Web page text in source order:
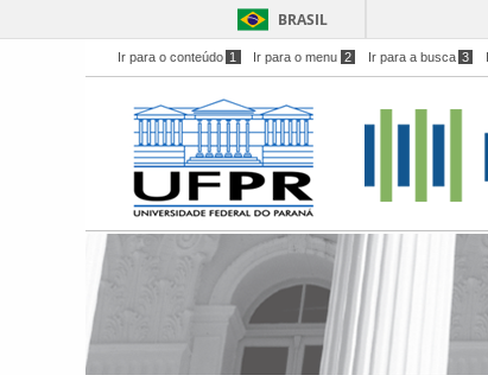
BRASIL
Ir para o conteúdo 1 Ir para o menu 2 Ir para a busca 3